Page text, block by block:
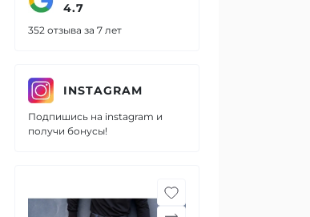
4.7
352 отзыва за 7 лет
INSTAGRAM
Подпишись на instagram и
получи бонусы!